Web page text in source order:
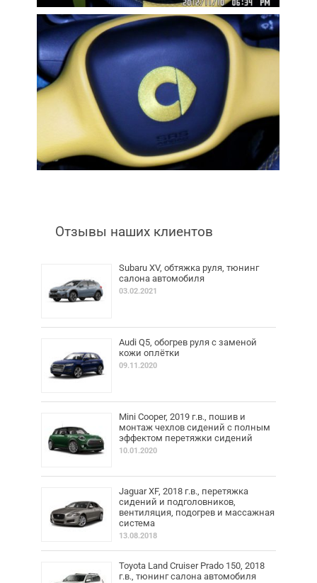
Отзывы наших клиентов
Subaru XV, обтяжка руля, тюнинг
салона автомобиля
03.02.2021
Audi Q5, обогрев руля с заменой
кожи оплётки
09.11.2020
Mini Cooper, 2019 г.в., пошив и
монтаж чехлов сидений с полным
эффектом перетяжки сидений
10.01.2020
Jaguar XF, 2018 г.в., перетяжка
сидений и подголовников,
вентиляция, подогрев и массажная
система
13.08.2018
Toyota Land Cruiser Prado 150, 2018
г.в., тюнинг салона автомобиля